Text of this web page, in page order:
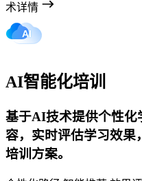
术详情
AI智能化培训
基于AI技术提供个性化
容，实时评估学习效果
培训方案。